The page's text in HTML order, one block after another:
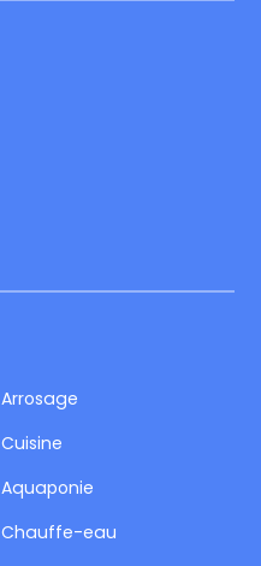
Arrosage
Cuisine
Aquaponie
Chauffe-eau